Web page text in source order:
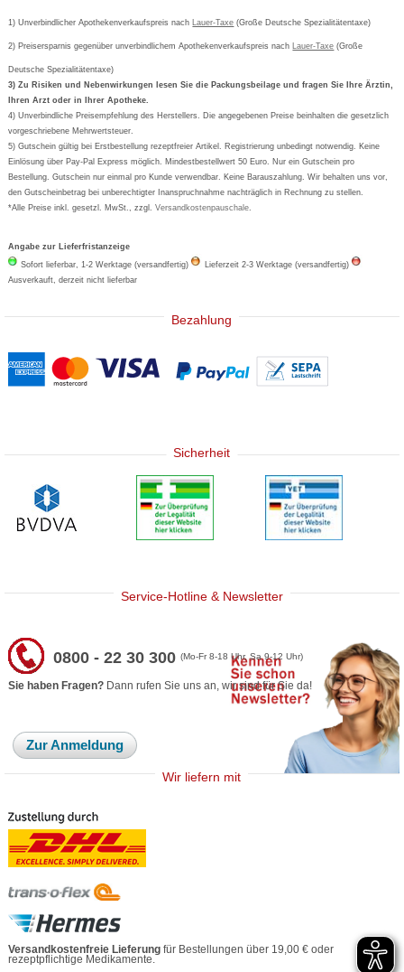
Cookie-Einstellungen
Vertrag widerrufen
Bestellschein ausfüllen
Newsletteranmeldung
Formoline
Wick
Eucerin
Basica
1) Unverbindlicher Apothekenverkaufspreis nach Lauer-Taxe (Große Deutsche Spezialitätentaxe)
2) Preisersparnis gegenüber unverbindlichem Apothekenverkaufspreis nach Lauer-Taxe (Große
Deutsche Spezialitätentaxe)
3) Zu Risiken und Nebenwirkungen lesen Sie die Packungsbeilage und fragen Sie Ihre Ärztin,
Ihren Arzt oder in Ihrer Apotheke.
4) Unverbindliche Preisempfehlung des Herstellers. Die angegebenen Preise beinhalten die gesetzlich
vorgeschriebene Mehrwertsteuer.
5) Gutschein gültig bei Erstbestellung rezeptfreier Artikel. Registrierung unbedingt notwendig. Keine
Einlösung über Pay-Pal Express möglich. Mindestbestellwert 50 Euro. Nur ein Gutschein pro
Bestellung. Gutschein nur einmal pro Kunde verwendbar. Keine Barauszahlung. Wir behalten uns vor,
den Gutscheinbetrag bei unberechtigter Inanspruchnahme nachträglich in Rechnung zu stellen.
*Alle Preise inkl. gesetzl. MwSt., zzgl.Versandkostenpauschale.
Angabe zur Lieferfristanzeige
Sofort lieferbar, 1-2 Werktage (versandfertig)
Lieferzeit 2-3 Werktage (versandfertig)
Ausverkauft, derzeit nicht lieferbar
Bezahlung
Sicherheit
Service-Hotline & Newsletter
0800 - 22 30 300(Mo-Fr 8-18 Uhr, Sa 9-12 Uhr)
Sie haben Fragen? Dann rufen Sie uns an, wir sind für Sie da!
Zur Anmeldung
Wir liefern mit
Versandkostenfreie Lieferung für Bestellungen über 19,00 € oder
rezeptpflichtige Medikamente.